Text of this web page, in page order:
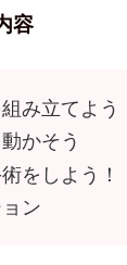
容
み立てよう
かそう
をしよう！
ン